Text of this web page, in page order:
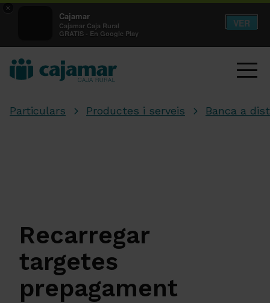
×
Cajamar
Cajamar Caja Rural
GRATIS - En Google Play
VER
Particulars Productes i serveis Banca a
Recarregar
targetes
prepagament